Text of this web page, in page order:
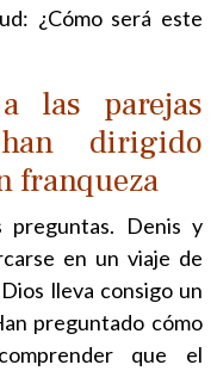
¿Cómo será este
las parejas
dirigido
franqueza
Denis y
en un viaje de
lleva consigo un
preguntado cómo
que el